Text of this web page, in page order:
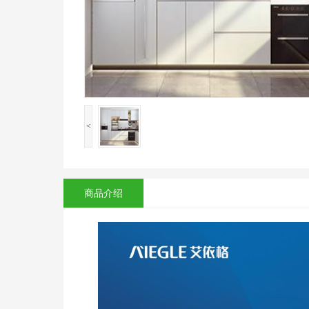
<
商品介绍